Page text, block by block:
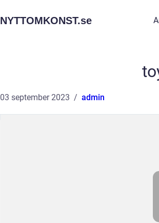
NYTTOMKONST.se
03 september 2023 admin